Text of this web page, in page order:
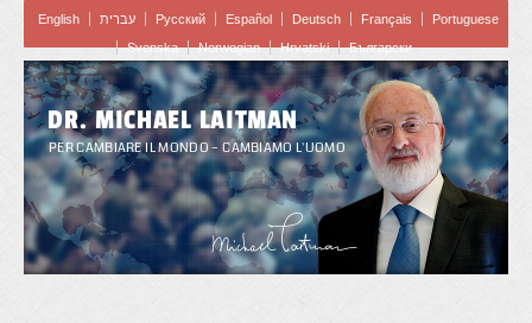
English עברית Pусский Español Deutsch Français
Portuguese
Svenska
Norwegian Hrvatski Български
DR. MICHAEL LAITMAN
PER CAMBIARE IL MONDO – CAMBIAMO L'UOMO